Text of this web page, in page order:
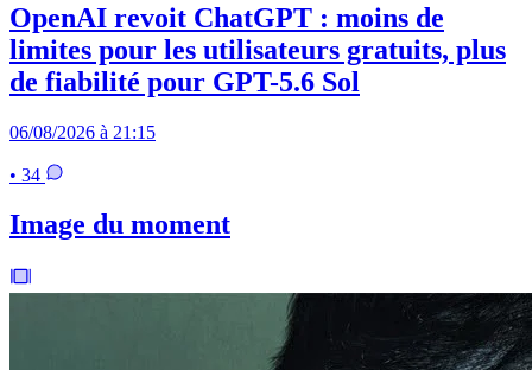
OpenAI revoit ChatGPT : moins de
limites pour les utilisateurs gratuits, plus
de fiabilité pour GPT-5.6 Sol
06/08/2026 à 21:15
• 34
Image du moment